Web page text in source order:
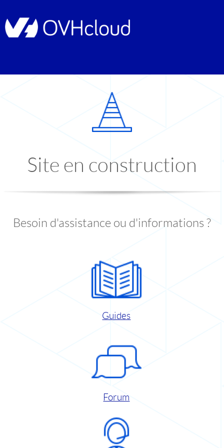
Site en construction
Besoin d'assistance ou d'informations ?
Guides
Forum